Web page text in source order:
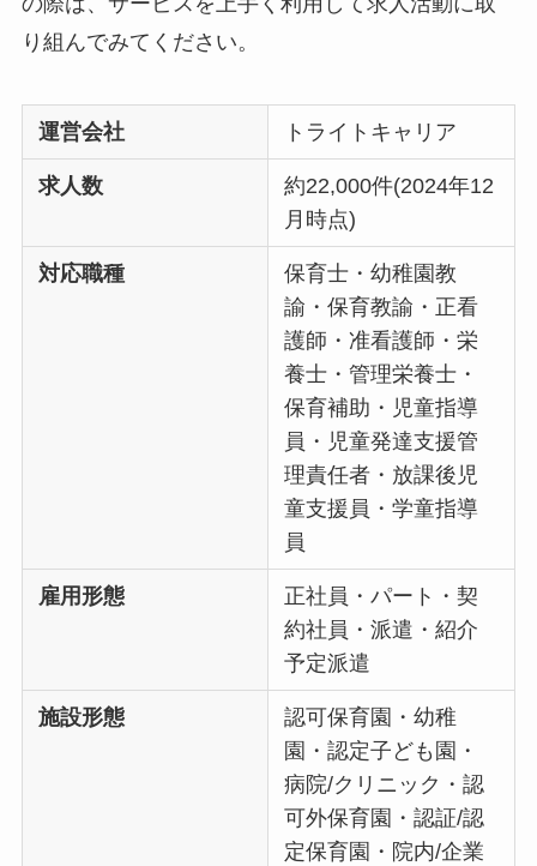
り組んでみてください。
運営会社 トライトキャリア
求人数
約22,000件(2024年12
月時点)
対応職種
保育士・幼稚園教
諭・保育教諭・正看
護師・准看護師・栄
養士・管理栄養士・
保育補助・児童指導
員・児童発達支援管
理責任者・放課後児
童支援員・学童指導
員
雇用形態
正社員・パート・契
約社員・派遣・紹介
予定派遣
施設形態
認可保育園・幼稚
園・認定子ども園・
病院/クリニック・認
可外保育園・認証/認
定保育園・院内/企業